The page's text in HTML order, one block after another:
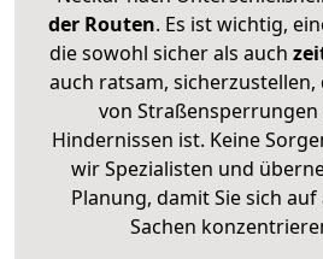
der Routen. Es ist wichtig,
die sowohl sicher als auch
auch ratsam, sicherzustellen,
von
Hindernissen ist. Keine
wir Spezialisten und
Planung, damit Sie sich
Sachen